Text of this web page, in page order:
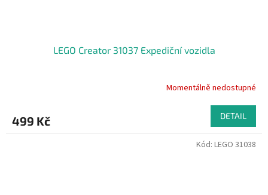
LEGO Creator 31037 Expediční vozidla
Momentálně nedostupné
499 Kč DETAIL
Kód: LEGO 31038